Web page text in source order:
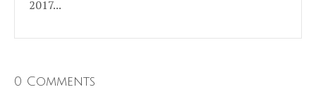
2017...
0 Comments